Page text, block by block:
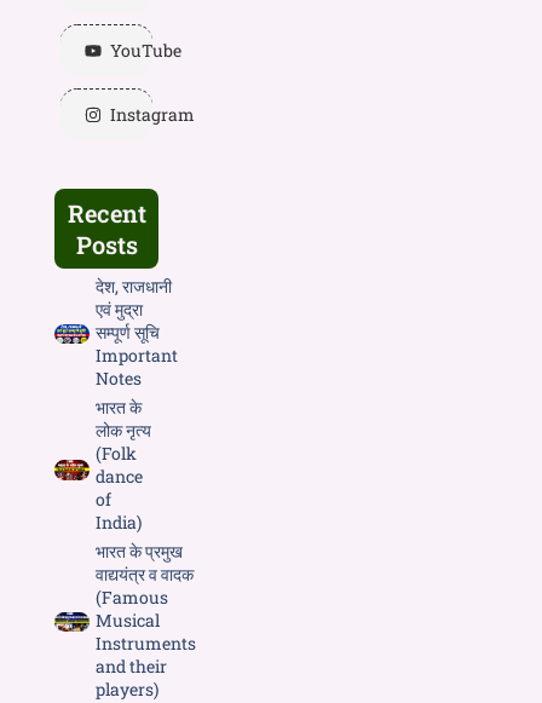
YouTube
Instagram
Recent
Posts
देश, राजधानी
एवं मुद्रा
सम्पूर्ण सूचि
Important
Notes
भारत के
लोक नृत्य
(Folk
dance
of
India)
भारत के प्रमुख
वाद्ययंत्र व वादक
(Famous
Musical
Instruments
and their
players)